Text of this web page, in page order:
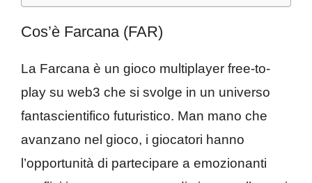
Cos’è Farcana (FAR)
La Farcana è un gioco multiplayer free-to-
play su web3 che si svolge in un universo
fantascientifico futuristico. Man mano che
avanzano nel gioco, i giocatori hanno
l’opportunità di partecipare a emozionanti